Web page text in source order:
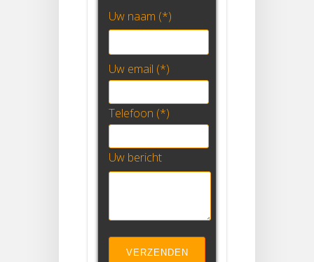
Uw naam (*)
Uw email (*)
Telefoon (*)
Uw bericht